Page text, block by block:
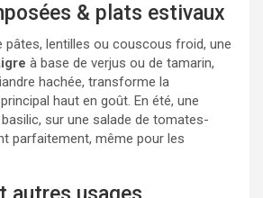
& plats estivaux
pâtes, lentilles ou couscous froid, une
à base de verjus ou de tamarin,
hachée, transforme la
haut en goût. En été, une
basilic, sur une salade de tomates-
parfaitement, même pour les